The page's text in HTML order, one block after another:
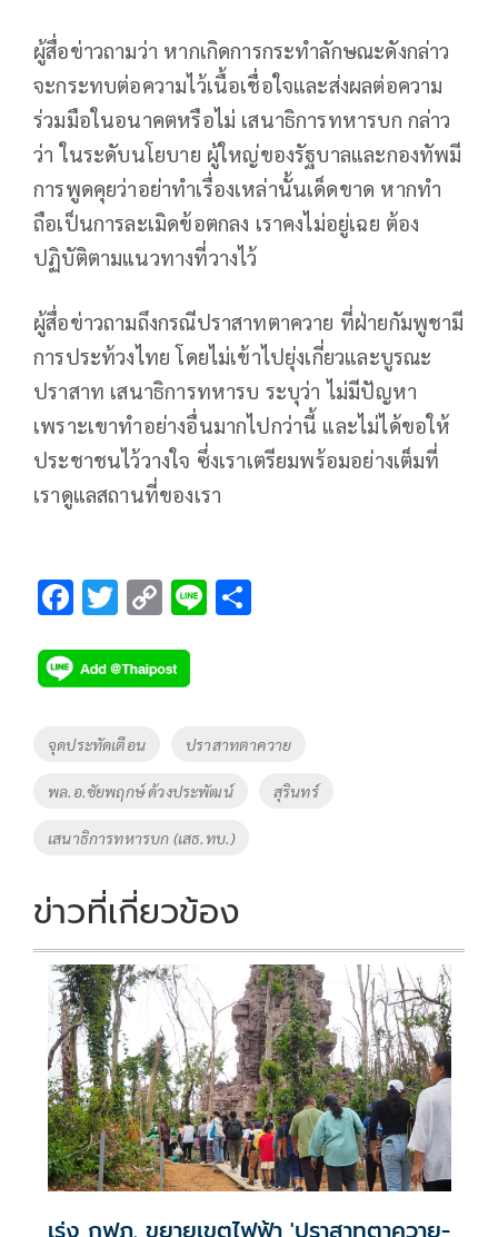
ผู้สื่อข่าวถามว่า หากเกิดการกระทำลักษณะดังกล่าว
จะกระทบต่อความไว้เนื้อเชื่อใจและส่งผลต่อความ
ร่วมมือในอนาคตหรือไม่ เสนาธิการทหารบก กล่าว
ว่า ในระดับนโยบาย ผู้ใหญ่ของรัฐบาลและกองทัพมี
การพูดคุยว่าอย่าทำเรื่องเหล่านั้นเด็ดขาด หากทำ
ถือเป็นการละเมิดข้อตกลง เราคงไม่อยู่เฉย ต้อง
ปฏิบัติตามแนวทางที่วางไว้
ผู้สื่อข่าวถามถึงกรณีปราสาทตาควาย ที่ฝ่ายกัมพูชามี
การประท้วงไทย โดยไม่เข้าไปยุ่งเกี่ยวและบูรณะ
ปราสาท เสนาธิการทหารบ ระบุว่า ไม่มีปัญหา
เพราะเขาทำอย่างอื่นมากไปกว่านี้ และไม่ได้ขอให้
ประชาชนไว้วางใจ ซึ่งเราเตรียมพร้อมอย่างเต็มที่
เราดูแลสถานที่ของเรา
F
e
b
o
o
k
T
tt
er
C
p
y
Li
n
k
Li
Tags
จุดประทัดเตือน ปราสาทตาควาย
พล.อ.ชัยพฤกษ์ ด้วงประพัฒน์ สุรินทร์
เสนาธิการทหารบก (เสธ.ทบ.)
ข่าวที่เกี่ยวข้อง
เร่ง กฟภ. ขยายเขตไฟฟ้า 'ปราสาทตาควาย-